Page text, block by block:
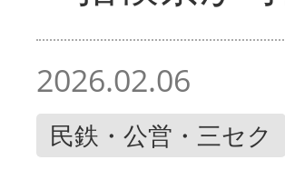
2026.02.06
民鉄・公営・三セク